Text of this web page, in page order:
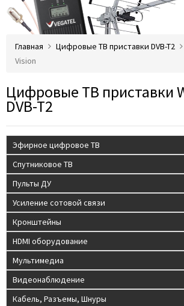
Главная Цифровые ТВ приставки DVB-T2
Vision
Цифровые ТВ приставки
DVB-T2
Эфирное цифровое ТВ
Спутниковое ТВ
Пульты ДУ
Усиление сотовой связи
Кронштейны
HDMI оборудование
Мультимедиа
Видеонаблюдение
Кабель, Разъемы, Шнуры